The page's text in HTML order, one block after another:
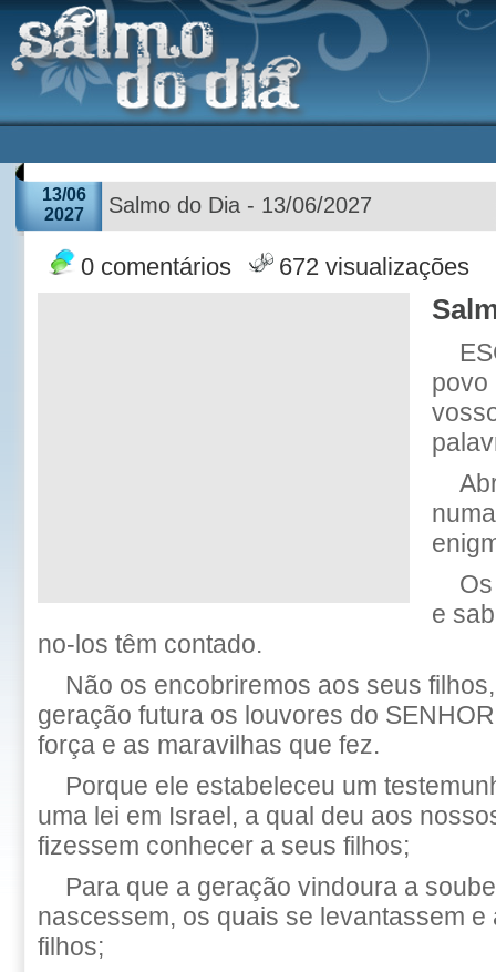
13/06
2027
Salmo do Dia - 13/06/2027
0 comentários 672 visualizações
povo
e
no-los têm contado.
Não os encobriremos aos seus
geração futura os louvores do
força e as maravilhas que fez.
Porque ele estabeleceu um
uma lei em Israel, a qual deu aos
fizessem conhecer a seus filhos;
Para que a geração vindoura a
nascessem, os quais se levantassem
filhos;